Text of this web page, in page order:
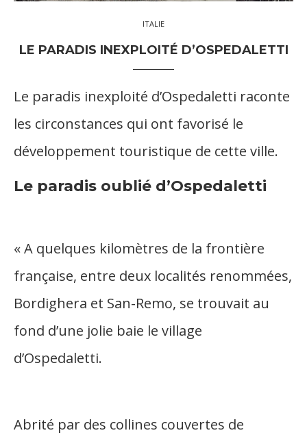
ITALIE
LE PARADIS INEXPLOITÉ D’OSPEDALETTI
Le paradis inexploité d’Ospedaletti raconte
les circonstances qui ont favorisé le
développement touristique de cette ville.
Le paradis oublié d’Ospedaletti
« A quelques kilomètres de la frontière
française, entre deux localités renommées,
Bordighera et San-Remo, se trouvait au
fond d’une jolie baie le village
d’Ospedaletti.
Abrité par des collines couvertes de